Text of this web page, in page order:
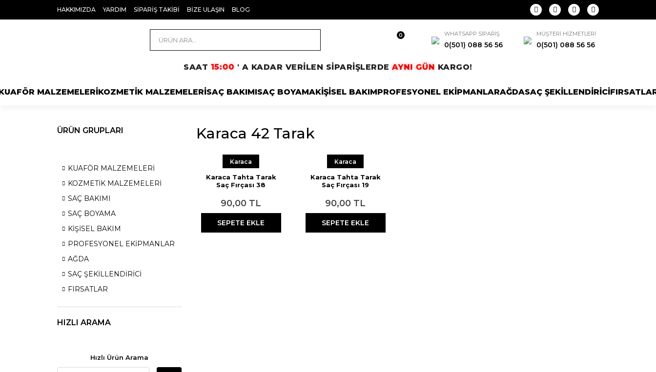
HAKKIMIZDA YARDIM SİPARİŞ TAKİBİ BİZE ULAŞIN BLOG
0 WHATSAPP SİPARİŞ
0(501) 088 56 56
MÜŞTERİ HİZMETLERİ
0(501) 088 56 56
SAAT 15:00 ' A KADAR VERİLEN SİPARİŞLERDEAYNI GÜN KARGO!
MALZEMELERİKOZMETİK MALZEMELERİSAÇ BAKIMISAÇ BOYAMAKİŞİSEL BAKIMPROFESYONEL EKİPMANLARAĞDASAÇ ŞEKİLLENDİRİCİ
ÜRÜN GRUPLARI
KUAFÖR MALZEMELERİ
KOZMETİK MALZEMELERİ
SAÇ BAKIMI
SAÇ BOYAMA
KİŞİSEL BAKIM
PROFESYONEL EKİPMANLAR
AĞDA
SAÇ ŞEKİLLENDİRİCİ
FIRSATLAR
HIZLI ARAMA
Hızlı Ürün Arama
Karaca 42 Tarak
Karaca
Karaca Tahta Tarak
Saç Fırçası 38
90,00 TL
SEPETE EKLE
Karaca
Karaca Tahta Tarak
Saç Fırçası 19
90,00 TL
SEPETE EKLE